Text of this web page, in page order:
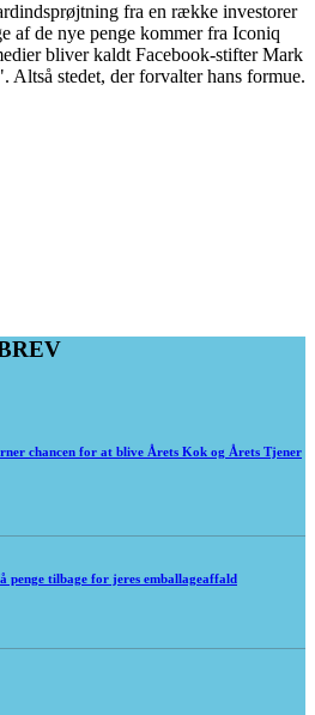
fra en række investorer
af de nye penge kommer fra Iconiq
bliver kaldt Facebook-stifter Mark
stedet, der forvalter hans formue.
chancen for at blive Årets Kok og Årets Tjener
penge tilbage for jeres emballageaffald